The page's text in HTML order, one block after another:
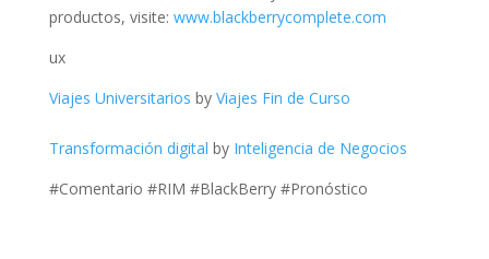
productos, visite: www.blackberrycomplete.com
ux
Viajes Universitarios by Viajes Fin de Curso
Transformación digital by Inteligencia de Negocios
#Comentario #RIM #BlackBerry #Pronóstico